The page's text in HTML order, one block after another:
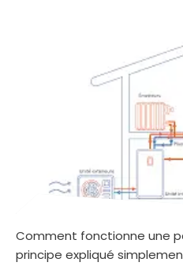
Comment fonctionne une
principe expliqué